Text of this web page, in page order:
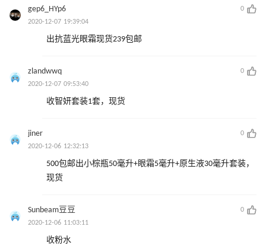
gep6_HYp6
0
2020-12-07 19:39:04
出抗蓝光眼霜现货239包邮
zlandwwq
0
2020-12-07 09:53:40
收智妍套装1套，现货
jiner
0
2020-12-06 12:32:13
500包邮出小棕瓶50毫升+眼霜5毫升+原生液30毫升套装，
现货
Sunbeam豆豆
0
2020-12-06 11:03:11
收粉水